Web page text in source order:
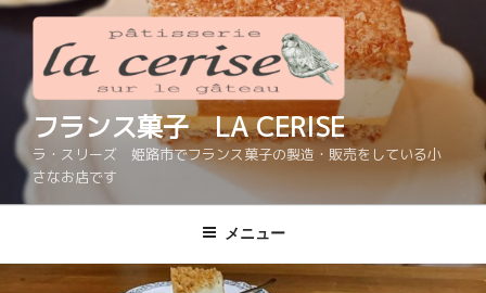
コ
へ
フランス菓子 LA CERISE
ラ・スリーズ 姫路市でフランス菓子の製造・販売をしている小
さなお店です
メニュー